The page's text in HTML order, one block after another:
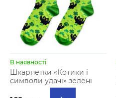
В наявності
Шкарпетки «Котики і
символи удачі» зелені